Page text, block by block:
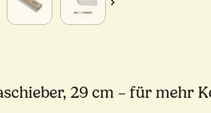
29 cm – für mehr